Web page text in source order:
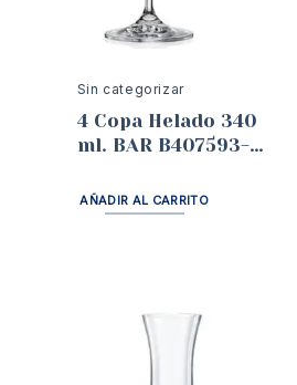
Sin categorizar
4 Copa Helado 340
ml. BAR B407593-
AÑADIR AL CARRITO